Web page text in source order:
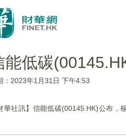
能低碳
：2023年1月31日 下午4:53
華社訊】信能低碳(00145.HK)公布